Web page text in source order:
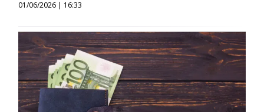
01/06/2026 | 16:33